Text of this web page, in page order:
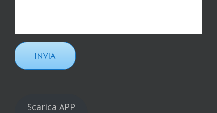
Scarica APP